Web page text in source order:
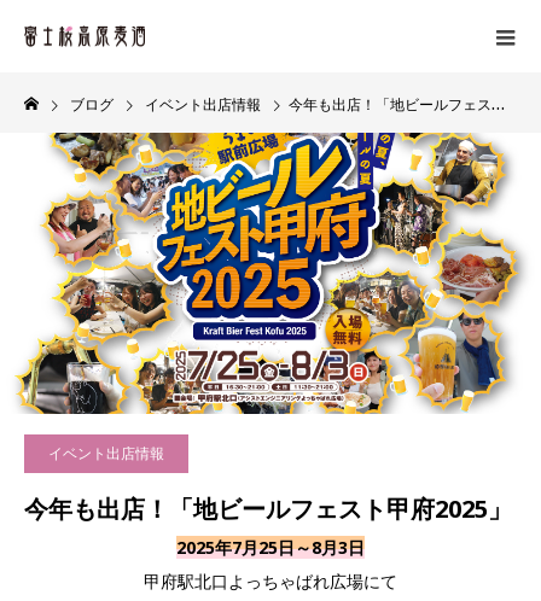
ブログ イベント出店情報 今年も出店！「地ビールフェスト甲府2025」
イベント出店情報
今年も出店！「地ビールフェスト甲府2025」
2025年7月25日～8月3日
甲府駅北口よっちゃばれ広場にて